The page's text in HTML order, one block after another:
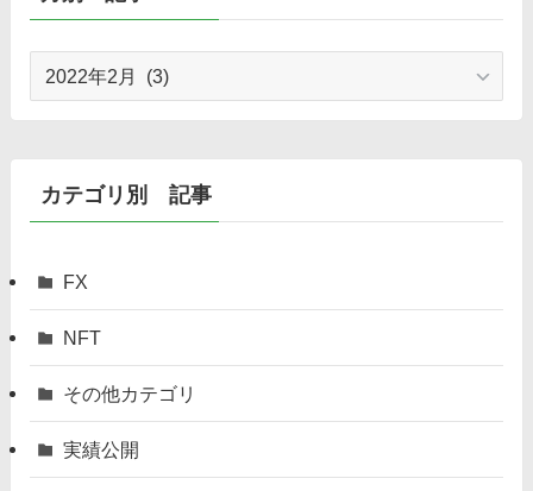
記
カテゴリ別 記事
FX
NFT
その他カテゴリ
実績公開